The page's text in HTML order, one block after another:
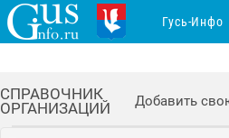
СПРАВОЧНИК
ОРГАНИЗАЦИЙ
Добавить
Гусь-Инфо